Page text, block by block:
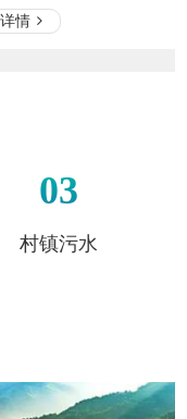
情
03
村镇污水